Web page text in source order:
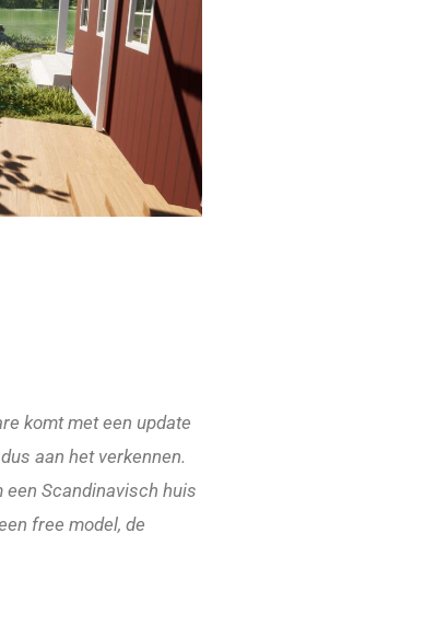
komt met een update
aan het verkennen.
een Scandinavisch huis
free model, de